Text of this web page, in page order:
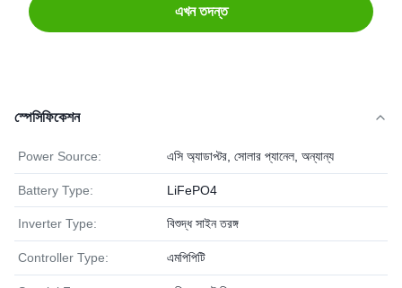
এখন তদন্ত
স্পেসিফিকেশন
Power Source: এসি অ্যাডাপ্টর, সোলার প্যানেল, অন্যান্য
Battery Type: LiFePO4
Inverter Type: বিশুদ্ধ সাইন তরঙ্গ
Controller Type: এমপিপিটি